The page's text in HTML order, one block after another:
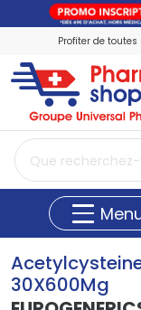
Profiter de toutes
30X600Mg